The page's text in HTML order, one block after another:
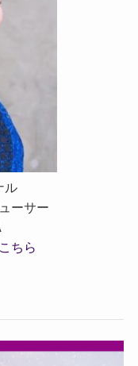
ル
ーサー
ちら